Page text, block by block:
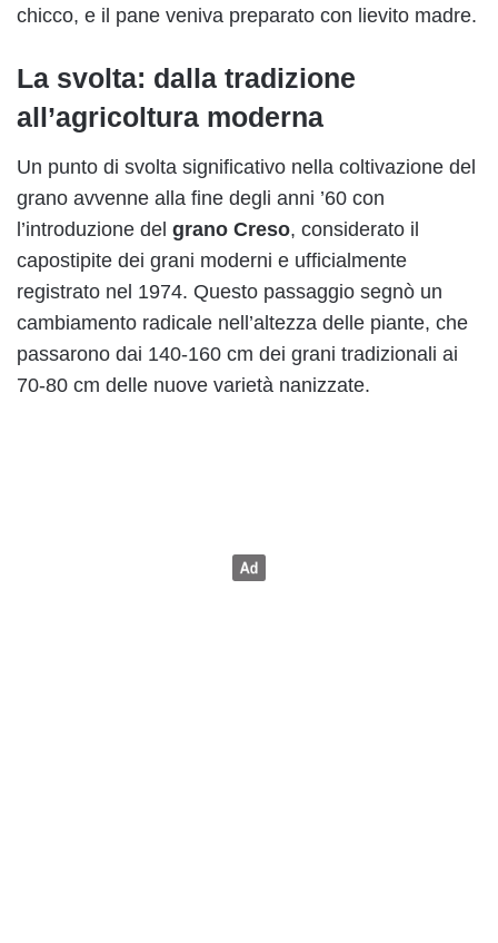
chicco, e il pane veniva preparato con lievito madre.
La svolta: dalla tradizione
all’agricoltura moderna
Un punto di svolta significativo nella coltivazione del
grano avvenne alla fine degli anni ’60 con
l’introduzione del grano Creso, considerato il
capostipite dei grani moderni e ufficialmente
registrato nel 1974. Questo passaggio segnò un
cambiamento radicale nell’altezza delle piante, che
passarono dai 140-160 cm dei grani tradizionali ai
70-80 cm delle nuove varietà nanizzate.